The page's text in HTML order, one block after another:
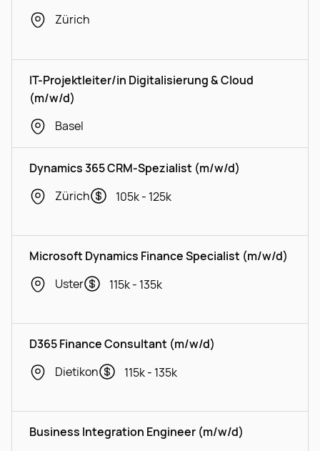
Zürich
IT-Projektleiter/in Digitalisierung & Cloud
(m/w/d)
Basel
Dynamics 365 CRM-Spezialist (m/w/d)
Zürich
105k - 125k
Microsoft Dynamics Finance Specialist (m/w/d)
Uster
115k - 135k
D365 Finance Consultant (m/w/d)
Dietikon
115k - 135k
Business Integration Engineer (m/w/d)